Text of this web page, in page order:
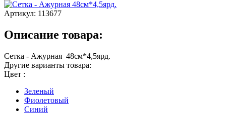
Артикул: 113677
Описание товара:
Сетка - Ажурная 48см*4,5ярд.
Другие варианты товара:
Цвет :
Зеленый
Фиолетовый
Синий